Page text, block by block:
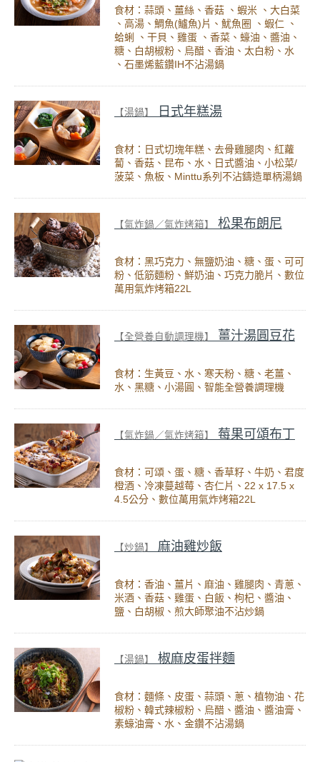
食材：蒜頭、薑絲、香菇 、蝦米 、大白菜
、高湯、鯛魚(鱸魚)片、魷魚圈 、蝦仁 、
蛤蜊 、干貝、雞蛋 、香菜、蠔油、醬油、
糖、白胡椒粉、烏醋、香油、太白粉、水
、石墨烯藍鑽IH不沾湯鍋
【湯鍋】 日式年糕湯
食材：日式切塊年糕、去骨雞腿肉、紅蘿
蔔、香菇、昆布、水、日式醬油、小松菜/
菠菜、魚板、Minttu系列不沾鑄造單柄湯鍋
【氣炸鍋／氣炸烤箱】 松果布朗尼
食材：黑巧克力、無鹽奶油、糖、蛋、可可
粉、低筋麵粉、鮮奶油、巧克力脆片、數位
萬用氣炸烤箱22L
【全營養自動調理機】 薑汁湯圓豆花
食材：生黃豆、水、寒天粉、糖、老薑、
水、黑糖、小湯圓、智能全營養調理機
【氣炸鍋／氣炸烤箱】 莓果可頌布丁
食材：可頌、蛋、糖、香草籽、牛奶、君度
橙酒、冷凍蔓越莓、杏仁片、22 x 17.5 x
4.5公分、數位萬用氣炸烤箱22L
【炒鍋】 麻油雞炒飯
食材：香油、薑片、麻油、雞腿肉、青蔥、
米酒、香菇、雞蛋、白飯、枸杞、醬油、
鹽、白胡椒、煎大師聚油不沾炒鍋
【湯鍋】 椒麻皮蛋拌麵
食材：麵條、皮蛋、蒜頭、蔥、植物油、花
椒粉、韓式辣椒粉、烏醋、醬油、醬油膏、
素蠔油膏、水、金鑽不沾湯鍋